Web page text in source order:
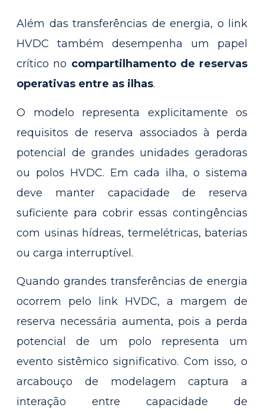
Além das transferências de energia, o link
HVDC também desempenha um papel
crítico no compartilhamento de reservas
operativas entre as ilhas.
O modelo representa explicitamente os
requisitos de reserva associados à perda
potencial de grandes unidades geradoras
ou polos HVDC. Em cada ilha, o sistema
deve manter capacidade de reserva
suficiente para cobrir essas contingências
com usinas hídreas, termelétricas, baterias
ou carga interruptível.
Quando grandes transferências de energia
ocorrem pelo link HVDC, a margem de
reserva necessária aumenta, pois a perda
potencial de um polo representa um
evento sistêmico significativo. Com isso, o
arcabouço de modelagem captura a
interação entre capacidade de